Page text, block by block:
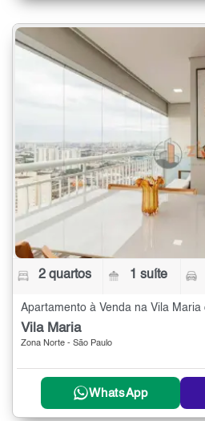
2 quartos 1 suíte
Apartamento à Venda na Vila Maria
Vila Maria
Zona Norte - São Paulo
WhatsApp